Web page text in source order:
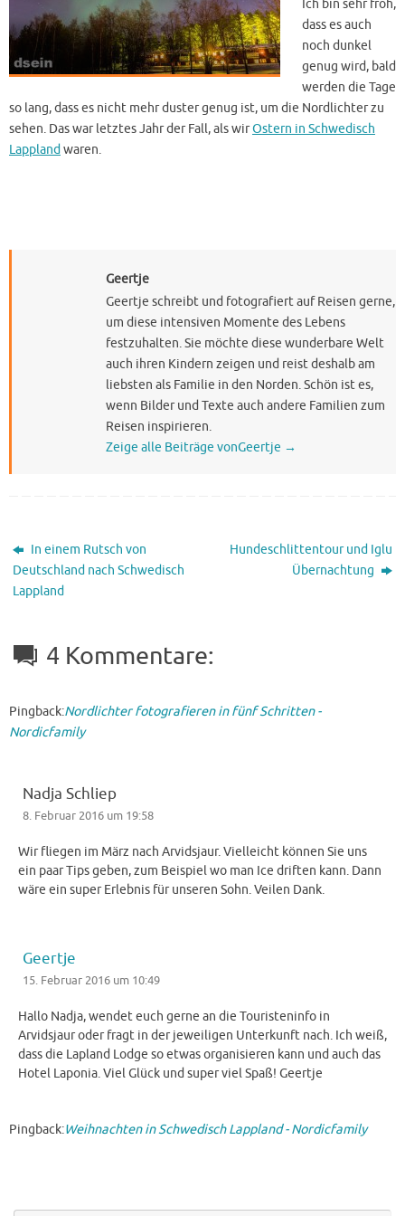
Ich bin sehr froh,
dass es auch
noch dunkel
genug wird, bald
werden die Tage
so lang, dass es nicht mehr duster genug ist, um die Nordlichter zu
sehen. Das war letztes Jahr der Fall, als wirOstern in Schwedisch
Lappland waren.
Geertje
Geertje schreibt und fotografiert auf Reisen gerne,
um diese intensiven Momente des Lebens
festzuhalten. Sie möchte diese wunderbare Welt
auch ihren Kindern zeigen und reist deshalb am
liebsten als Familie in den Norden. Schön ist es,
wenn Bilder und Texte auch andere Familien zum
Reisen inspirieren.
Zeige alle Beiträge vonGeertje →
In einem Rutsch von
Deutschland nach Schwedisch
Lappland
Hundeschlittentour und Iglu
Übernachtung
4 Kommentare:
Pingback:Nordlichter fotografieren in fünf Schritten -
Nordicfamily
Nadja Schliep
8. Februar 2016 um 19:58
Wir fliegen im März nach Arvidsjaur. Vielleicht können Sie uns
ein paar Tips geben, zum Beispiel wo man Ice driften kann. Dann
wäre ein super Erlebnis für unseren Sohn. Veilen Dank.
Geertje
15. Februar 2016 um 10:49
Hallo Nadja, wendet euch gerne an die Touristeninfo in
Arvidsjaur oder fragt in der jeweiligen Unterkunft nach. Ich weiß,
dass die Lapland Lodge so etwas organisieren kann und auch das
Hotel Laponia. Viel Glück und super viel Spaß! Geertje
Pingback:Weihnachten in Schwedisch Lappland - Nordicfamily